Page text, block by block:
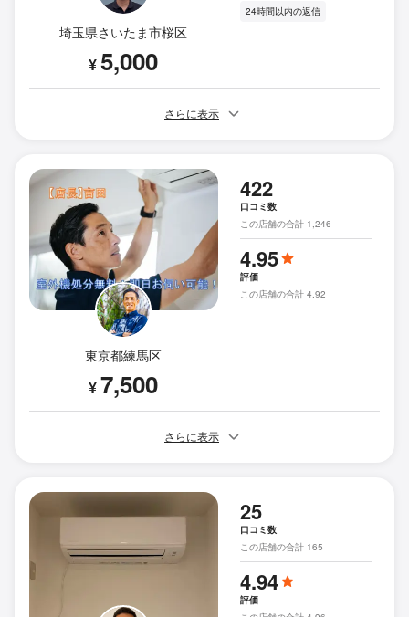
埼玉県さいたま市桜区
¥5,000
24時間以内の返信
さらに表示
東京都練馬区
¥7,500
422
口コミ数
この店舗の合計 1,246
4.95
評価
この店舗の合計 4.92
さらに表示
25
口コミ数
この店舗の合計 165
4.94
評価